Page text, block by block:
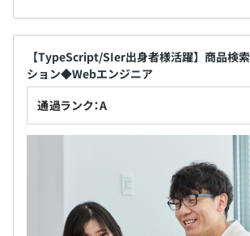
【TypeScript/SIer出身者様活躍】商品検
ション◆Webエンジニア
通過ランク：A